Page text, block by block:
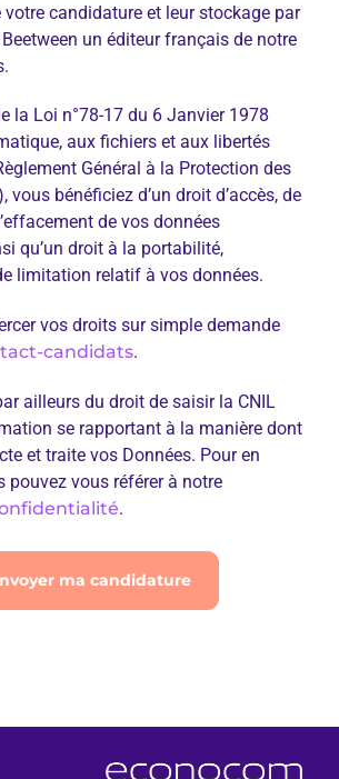
candidature et leur stockage par
un éditeur français de notre
la Loi n°78-17 du 6 Janvier 1978
aux fichiers et aux libertés
Général à la Protection des
vous bénéficiez d’un droit d’accès, de
de vos données
qu’un droit à la portabilité,
limitation relatif à vos données.
vos droits sur simple demande
candidats.
ailleurs du droit de saisir la CNIL
se rapportant à la manière dont
et traite vos Données. Pour en
pouvez vous référer à notre
.
ma candidature